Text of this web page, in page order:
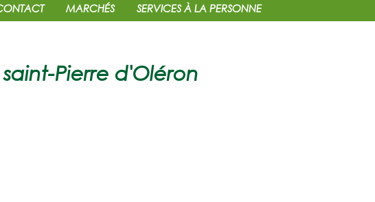
MARCHÉS SERVICES À LA PERSONNE
Pierre d'Oléron